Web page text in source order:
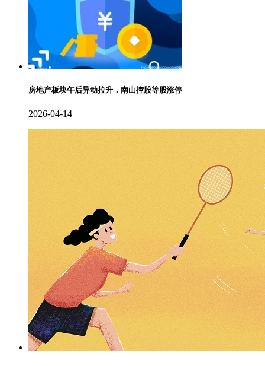
房地产板块午后异动拉升，南山控股等股涨停
2026-04-14